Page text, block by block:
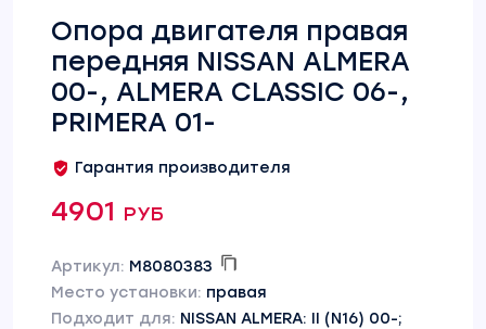
Опора двигателя правая
передняя NISSAN ALMERA
00-, ALMERA CLASSIC 06-,
PRIMERA 01-
Гарантия производителя
4901 руб
Артикул: M8080383
Место установки: правая
Подходит для: NISSAN ALMERA: II (N16) 00-;